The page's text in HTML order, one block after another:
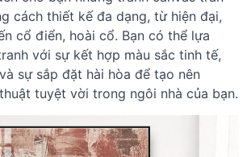
cách thiết kế đa dạng, từ hiện đại,
cổ điển, hoài cổ. Bạn có thể lựa
với sự kết hợp màu sắc tinh tế,
sự sắp đặt hài hòa để tạo nên
tuyệt vời trong ngôi nhà của bạn.